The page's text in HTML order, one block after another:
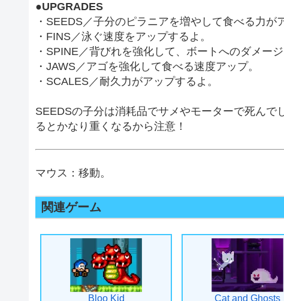
●UPGRADES
・SEEDS／子分のピラニアを増やして食べる力が
・FINS／泳ぐ速度をアップするよ。
・SPINE／背びれを強化して、ボートへのダメージ
・JAWS／アゴを強化して食べる速度アップ。
・SCALES／耐久力がアップするよ。
SEEDSの子分は消耗品でサメやモーターで死んで
るとかなり重くなるから注意！
マウス：移動。
関連ゲーム
Bloo Kid
Cat and Ghosts